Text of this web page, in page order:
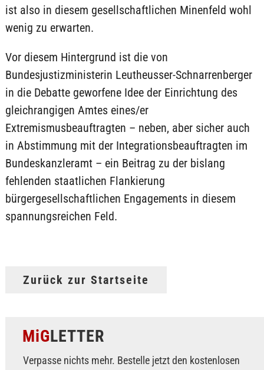
ist also in diesem gesellschaftlichen Minenfeld wohl
wenig zu erwarten.
Vor diesem Hintergrund ist die von
Bundesjustizministerin Leutheusser-Schnarrenberger
in die Debatte geworfene Idee der Einrichtung des
gleichrangigen Amtes eines/er
Extremismusbeauftragten – neben, aber sicher auch
in Abstimmung mit der Integrationsbeauftragten im
Bundeskanzleramt – ein Beitrag zu der bislang
fehlenden staatlichen Flankierung
bürgergesellschaftlichen Engagements in diesem
spannungsreichen Feld.
Zurück zur Startseite
MiGLETTER
Verpasse nichts mehr. Bestelle jetzt den kostenlosen